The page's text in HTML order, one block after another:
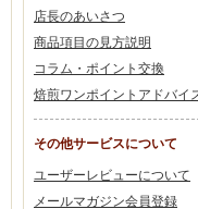
店長のあいさつ
商品項目の見方説明
コラム・ポイント交換
焙煎ワンポイントアドバイ
その他サービスについて
ユーザーレビューについて
メールマガジン会員登録